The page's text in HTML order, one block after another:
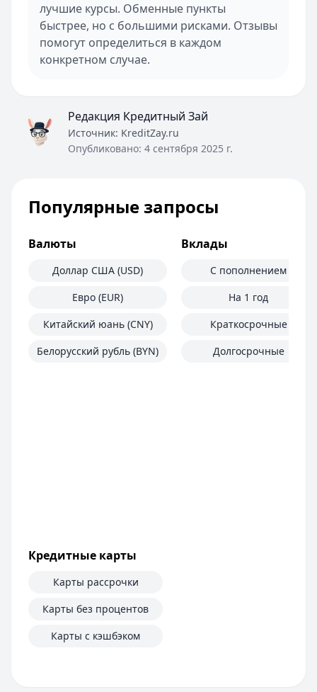
лучшие курсы. Обменные пункты
быстрее, но с большими рисками. Отзывы
помогут определиться в каждом
конкретном случае.
Редакция Кредитный Зай
Источник: KreditZay.ru
Опубликовано: 4 сентября 2025 г.
Популярные запросы
Валюты
Доллар США (USD)
Евро (EUR)
Китайский юань (CNY)
Белорусский рубль (BYN)
Вклады
С пополнением
На 1 год
Краткосрочные
Долгосрочные
Кредитные карты
Карты рассрочки
Карты без процентов
Карты с кэшбэком